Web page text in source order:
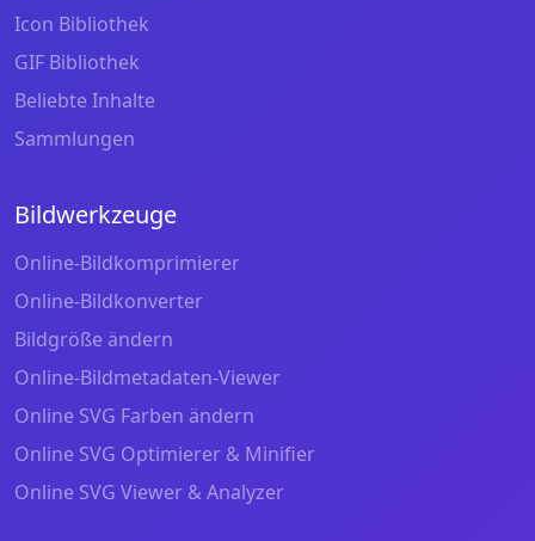
Icon Bibliothek
GIF Bibliothek
Beliebte Inhalte
Sammlungen
Bildwerkzeuge
Online-Bildkomprimierer
Online-Bildkonverter
Bildgröße ändern
Online-Bildmetadaten-Viewer
Online SVG Farben ändern
Online SVG Optimierer & Minifier
Online SVG Viewer & Analyzer